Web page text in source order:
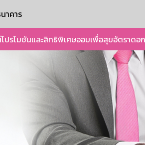
าคาร
โปรโมชันและสิทธิพิเศษออมเพื่อสุขอัตราดอ